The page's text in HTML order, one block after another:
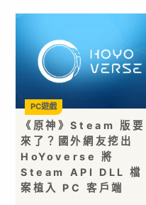
《原神》Steam 版要
來了？國外網友挖出
HoYoverse 將
Steam API DLL 檔
案植入 PC 客戶端
PC遊戲